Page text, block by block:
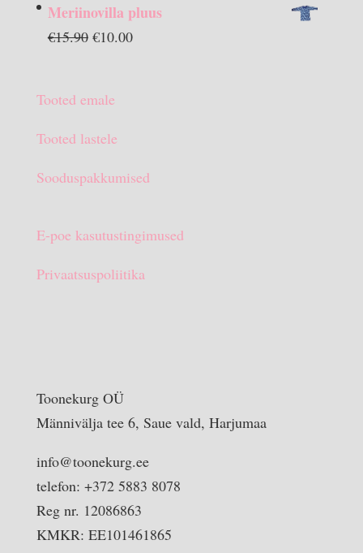
on:
Meriinovilla pluus
€15.90 Algne
€15.90.
€10.00Praegune
Tooted emale
Tooted lastele
Sooduspakkumised
E-poe kasutustingimused
Privaatsuspoliitika
Toonekurg OÜ
Männivälja tee 6, Saue vald, Harjumaa
info@toonekurg.ee
telefon: +372 5883 8078
Reg nr. 12086863
KMKR: EE101461865